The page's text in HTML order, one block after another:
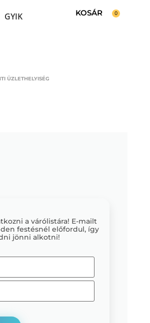
GYIK 0
ÜZLETHELYISÉG
a várólistára! E-mailt
festésnél előfordul, így
jönni alkotni!